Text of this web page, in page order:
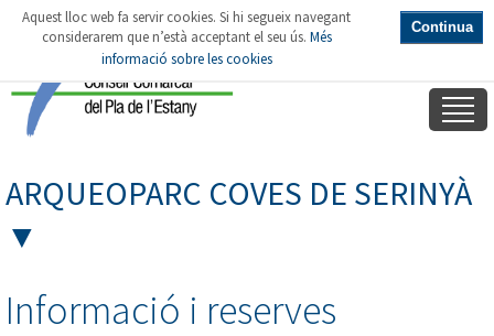
ARQUEOPARC COVES DE SERINYÀ
▼
Informació i reserves
Aquest lloc web fa servir cookies. Si hi segueix navegant
considerarem que n’està acceptant el seu ús. Més
informació sobre les cookies
Continua